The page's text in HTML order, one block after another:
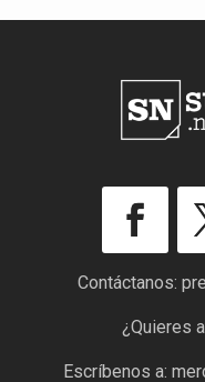
Contáctanos:
¿Quieres
Escríbenos a: